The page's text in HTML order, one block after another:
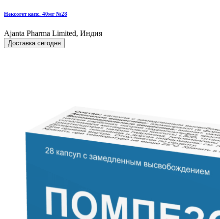
Нексогет капс. 40мг №28
Ajanta Pharma Limited, Индия
Доставка сегодня